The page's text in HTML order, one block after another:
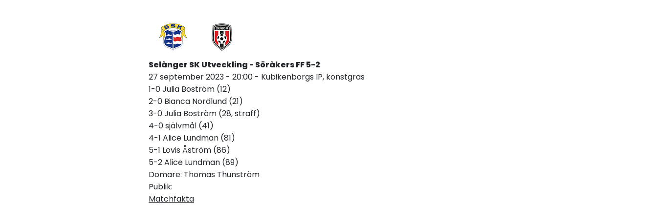
Selånger SK Utveckling - Söråkers FF 5-2
27 september 2023 - 20:00 - Kubikenborgs IP, konstgräs
1-0 Julia Boström (12)
2-0 Bianca Nordlund (21)
3-0 Julia Boström (28, straff)
4-0 självmål (41)
4-1 Alice Lundman (81)
5-1 Lovis Åström (86)
5-2 Alice Lundman (89)
Domare: Thomas Thunström
Publik:
Matchfakta